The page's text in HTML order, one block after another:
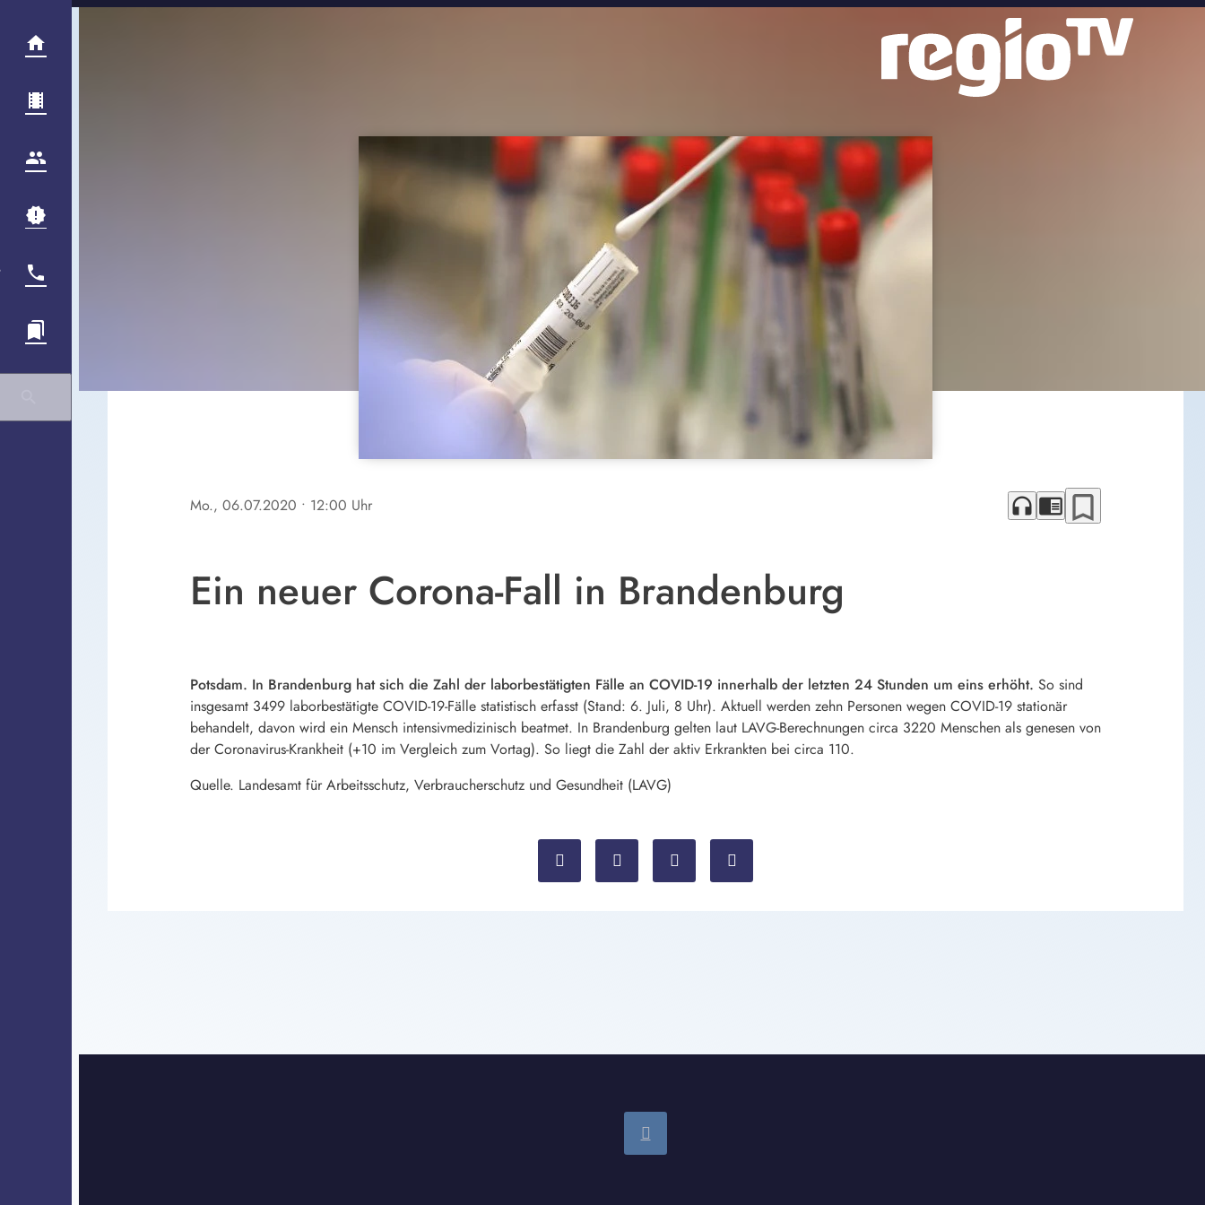
Mo., 06.07.2020 • 12:00 Uhr headphones chrome_reader_mode bookmark_border
Ein neuer Corona-Fall in Brandenburg
Potsdam. In Brandenburg hat sich die Zahl der laborbestätigten Fälle an COVID-19 innerhalb der letzten 24 Stunden um eins erhöht. So sind
insgesamt 3499 laborbestätigte COVID-19-Fälle statistisch erfasst (Stand: 6. Juli, 8 Uhr). Aktuell werden zehn Personen wegen COVID-19 stationär
behandelt, davon wird ein Mensch intensivmedizinisch beatmet. In Brandenburg gelten laut LAVG-Berechnungen circa 3220 Menschen als genesen von
der Coronavirus-Krankheit (+10 im Vergleich zum Vortag). So liegt die Zahl der aktiv Erkrankten bei circa 110.
Quelle. Landesamt für Arbeitsschutz, Verbraucherschutz und Gesundheit (LAVG)